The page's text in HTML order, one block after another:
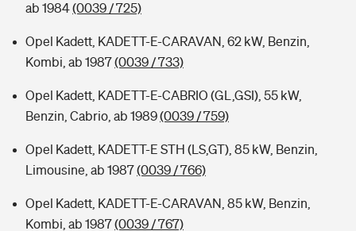
ab 1984(0039 / 725)
Opel Kadett, KADETT-E-CARAVAN, 62 kW, Benzin,
Kombi, ab 1987(0039 / 733)
Opel Kadett, KADETT-E-CABRIO (GL,GSI), 55 kW,
Benzin, Cabrio, ab 1989(0039 / 759)
Opel Kadett, KADETT-E STH (LS,GT), 85 kW, Benzin,
Limousine, ab 1987(0039 / 766)
Opel Kadett, KADETT-E-CARAVAN, 85 kW, Benzin,
Kombi, ab 1987(0039 / 767)